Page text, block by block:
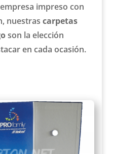
impreso con
nuestrascarpetas
son la elección
en cada ocasión.